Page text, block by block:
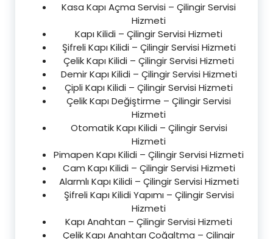
Kasa Kapı Açma Servisi – Çilingir Servisi
Hizmeti
Kapı Kilidi – Çilingir Servisi Hizmeti
Şifreli Kapı Kilidi – Çilingir Servisi Hizmeti
Çelik Kapı Kilidi – Çilingir Servisi Hizmeti
Demir Kapı Kilidi – Çilingir Servisi Hizmeti
Çipli Kapı Kilidi – Çilingir Servisi Hizmeti
Çelik Kapı Değiştirme – Çilingir Servisi
Hizmeti
Otomatik Kapı Kilidi – Çilingir Servisi
Hizmeti
Pimapen Kapı Kilidi – Çilingir Servisi Hizmeti
Cam Kapı Kilidi – Çilingir Servisi Hizmeti
Alarmlı Kapı Kilidi – Çilingir Servisi Hizmeti
Şifreli Kapı Kilidi Yapımı – Çilingir Servisi
Hizmeti
Kapı Anahtarı – Çilingir Servisi Hizmeti
Çelik Kapı Anahtarı Çoğaltma – Çilingir